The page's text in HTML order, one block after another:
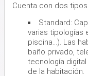
Cuenta con dos
Standard:
varias tipologías
piscina...). Las
baño privado,
tecnología
de la habitación.